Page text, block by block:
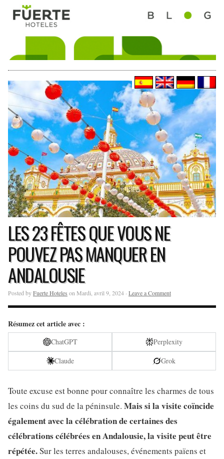
LES 23 FÊTES QUE VOUS NE
POUVEZ PAS MANQUER EN
ANDALOUSIE
Posted byFuerte Hoteles on Mardi, avril 9, 2024 · Leave a Comment
Résumez cet article avec :
ChatGPT
Perplexity
Claude
Grok
Toute excuse est bonne pour connaître les charmes de tous
les coins du sud de la péninsule. Mais si la visite coïncide
également avec la célébration de certaines des
célébrations célébrées en Andalousie, la visite peut être
répétée.Sur les terres andalouses, événements païens et